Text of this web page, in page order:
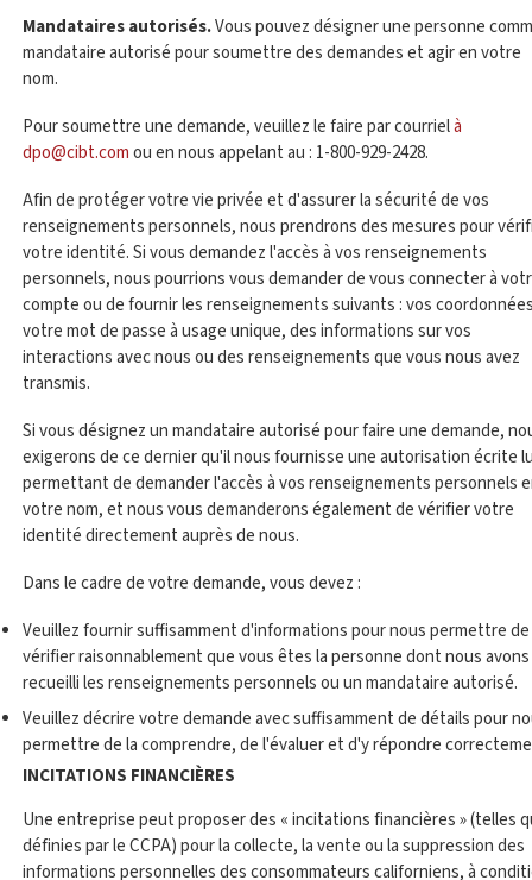
Mandataires autorisés.Vous pouvez désigner une personne
mandataire autorisé pour soumettre des demandes et agir en votre
nom.
Pour soumettre une demande, veuillez le faire par courrielà
dpo@cibt.comou en nous appelant au : 1-800-929-2428.
Afin de protéger votre vie privée et d'assurer la sécurité de vos
renseignements personnels, nous prendrons des mesures pour
votre identité. Si vous demandez l'accès à vos renseignements
personnels, nous pourrions vous demander de vous connecter à
compte ou de fournir les renseignements suivants : vos
votre mot de passe à usage unique, des informations sur vos
interactions avec nous ou des renseignements que vous nous avez
transmis.
Si vous désignez un mandataire autorisé pour faire une demande,
exigerons de ce dernier qu'il nous fournisse une autorisation écrite
permettant de demander l'accès à vos renseignements personnels
votre nom, et nous vous demanderons également de vérifier votre
identité directement auprès de nous.
Dans le cadre de votre demande, vous devez :
Veuillez fournir suffisamment d'informations pour nous permettre de
vérifier raisonnablement que vous êtes la personne dont nous avons
recueilli les renseignements personnels ou un mandataire autorisé.
Veuillez décrire votre demande avec suffisamment de détails pour
permettre de la comprendre, de l'évaluer et d'y répondre
INCITATIONS FINANCIÈRES
Une entreprise peut proposer des « incitations financières » (telles
définies par le CCPA) pour la collecte, la vente ou la suppression des
informations personnelles des consommateurs californiens, à